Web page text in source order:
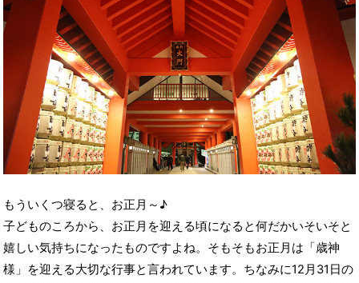
もういくつ寝ると、お正月～♪
子どものころから、お正月を迎える頃になると何だかいそいそと
嬉しい気持ちになったものですよね。そもそもお正月は「歳神
様」を迎える大切な行事と言われています。ちなみに12月31日の